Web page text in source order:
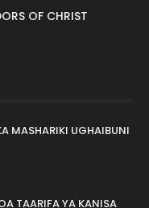
OF CHRIST
MASHARIKI UGHAIBUNI
TAARIFA YA KANISA